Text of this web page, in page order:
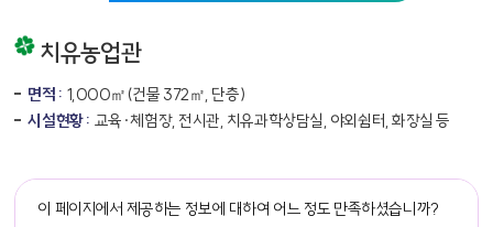
치유농업관
면적 : 1,000㎡(건물 372㎡, 단층)
시설현황 : 교육·체험장, 전시관, 치유과학상담실, 야외쉼터, 화장실 등
이 페이지에서 제공하는 정보에 대하여 어느 정도 만족하셨습니까?